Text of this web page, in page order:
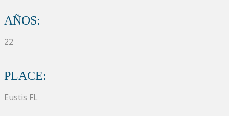
AÑOS:
22
PLACE:
Eustis FL